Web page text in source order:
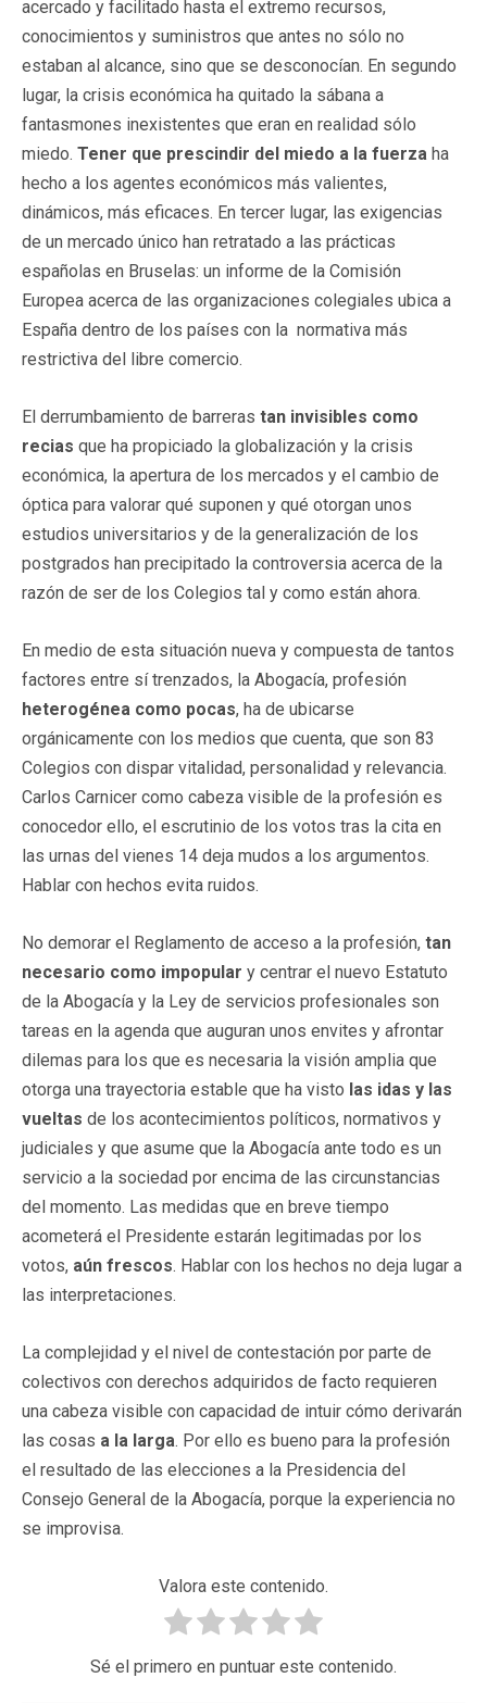
acercado y facilitado hasta el extremo recursos,
conocimientos y suministros que antes no sólo no
estaban al alcance, sino que se desconocían. En segundo
lugar, la crisis económica ha quitado la sábana a
fantasmones inexistentes que eran en realidad sólo
miedo. Tener que prescindir del miedo a la fuerza ha
hecho a los agentes económicos más valientes,
dinámicos, más eficaces. En tercer lugar, las exigencias
de un mercado único han retratado a las prácticas
españolas en Bruselas: un informe de la Comisión
Europea acerca de las organizaciones colegiales ubica a
España dentro de los países con la normativa más
restrictiva del libre comercio.
El derrumbamiento de barreras tan invisibles como
recias que ha propiciado la globalización y la crisis
económica, la apertura de los mercados y el cambio de
óptica para valorar qué suponen y qué otorgan unos
estudios universitarios y de la generalización de los
postgrados han precipitado la controversia acerca de la
razón de ser de los Colegios tal y como están ahora.
En medio de esta situación nueva y compuesta de tantos
factores entre sí trenzados, la Abogacía, profesión
heterogénea como pocas, ha de ubicarse
orgánicamente con los medios que cuenta, que son 83
Colegios con dispar vitalidad, personalidad y relevancia.
Carlos Carnicer como cabeza visible de la profesión es
conocedor ello, el escrutinio de los votos tras la cita en
las urnas del vienes 14 deja mudos a los argumentos.
Hablar con hechos evita ruidos.
No demorar el Reglamento de acceso a la profesión, tan
necesario como impopular y centrar el nuevo Estatuto
de la Abogacía y la Ley de servicios profesionales son
tareas en la agenda que auguran unos envites y afrontar
dilemas para los que es necesaria la visión amplia que
otorga una trayectoria estable que ha visto las idas y las
vueltas de los acontecimientos políticos, normativos y
judiciales y que asume que la Abogacía ante todo es un
servicio a la sociedad por encima de las circunstancias
del momento. Las medidas que en breve tiempo
acometerá el Presidente estarán legitimadas por los
votos, aún frescos. Hablar con los hechos no deja lugar a
las interpretaciones.
La complejidad y el nivel de contestación por parte de
colectivos con derechos adquiridos de facto requieren
una cabeza visible con capacidad de intuir cómo derivarán
las cosas a la larga. Por ello es bueno para la profesión
el resultado de las elecciones a la Presidencia del
Consejo General de la Abogacía, porque la experiencia no
se improvisa.
Valora este contenido.
Sé el primero en puntuar este contenido.